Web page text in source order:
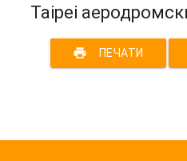
Taipei
print ПЕЧАТИ